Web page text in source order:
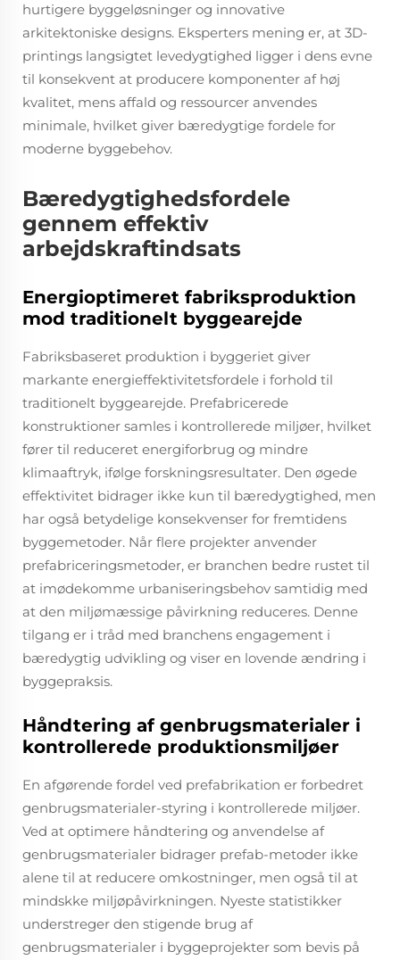
hurtigere byggeløsninger og innovative
arkitektoniske designs. Eksperters mening er, at 3D-
printings langsigtet levedygtighed ligger i dens evne
til konsekvent at producere komponenter af høj
kvalitet, mens affald og ressourcer anvendes
minimale, hvilket giver bæredygtige fordele for
moderne byggebehov.
Bæredygtighedsfordele
gennem effektiv
arbejdskraftindsats
Energioptimeret fabriksproduktion
mod traditionelt byggearejde
Fabriksbaseret produktion i byggeriet giver
markante energieffektivitetsfordele i forhold til
traditionelt byggearejde. Prefabricerede
konstruktioner samles i kontrollerede miljøer, hvilket
fører til reduceret energiforbrug og mindre
klimaaftryk, ifølge forskningsresultater. Den øgede
effektivitet bidrager ikke kun til bæredygtighed, men
har også betydelige konsekvenser for fremtidens
byggemetoder. Når flere projekter anvender
prefabriceringsmetoder, er branchen bedre rustet til
at imødekomme urbaniseringsbehov samtidig med
at den miljømæssige påvirkning reduceres. Denne
tilgang er i tråd med branchens engagement i
bæredygtig udvikling og viser en lovende ændring i
byggepraksis.
Håndtering af genbrugsmaterialer i
kontrollerede produktionsmiljøer
En afgørende fordel ved prefabrikation er forbedret
genbrugsmaterialer-styring i kontrollerede miljøer.
Ved at optimere håndtering og anvendelse af
genbrugsmaterialer bidrager prefab-metoder ikke
alene til at reducere omkostninger, men også til at
mindskke miljøpåvirkningen. Nyeste statistikker
understreger den stigende brug af
genbrugsmaterialer i byggeprojekter som bevis på